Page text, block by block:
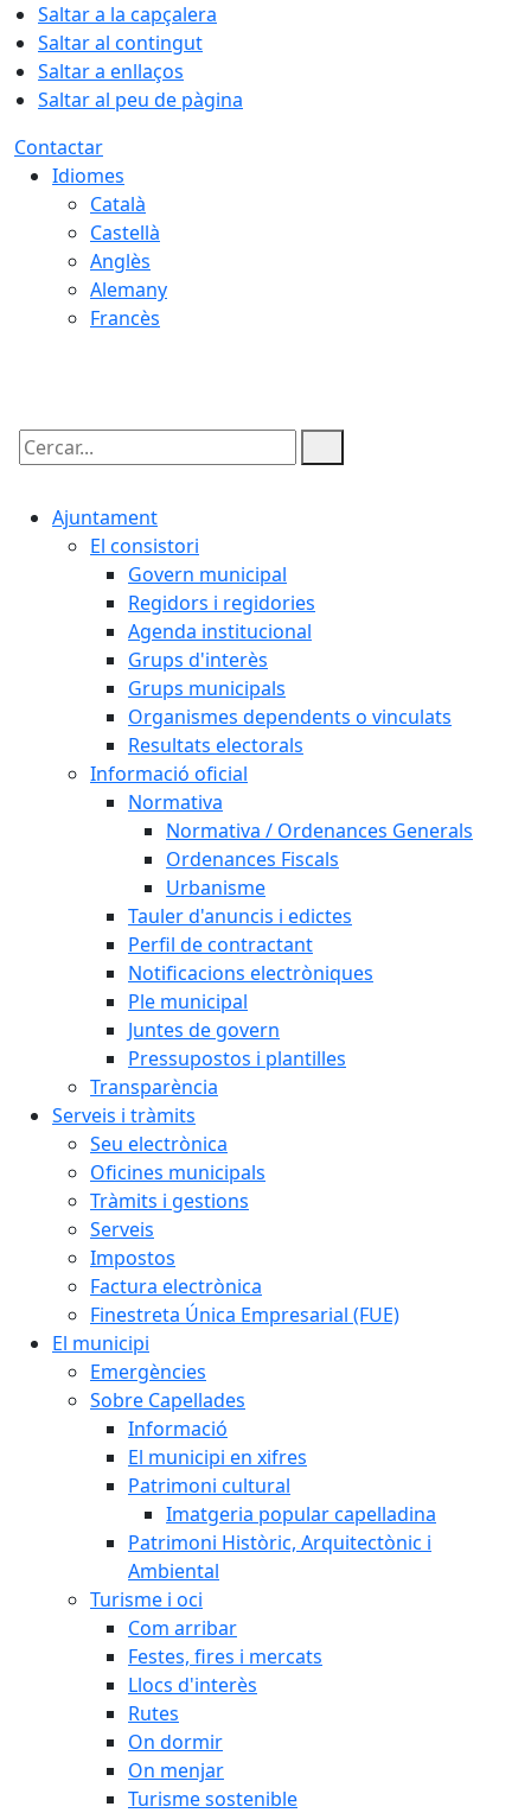
Saltar a la capçalera
Saltar al contingut
Saltar a enllaços
Saltar al peu de pàgina
Contactar
Idiomes
Català
Castellà
Anglès
Alemany
Francès
Cercar:
Ajuntament
El consistori
Govern municipal
Regidors i regidories
Agenda institucional
Grups d'interès
Grups municipals
Organismes dependents o vinculats
Resultats electorals
Informació oficial
Normativa
Normativa / Ordenances Generals
Ordenances Fiscals
Urbanisme
Tauler d'anuncis i edictes
Perfil de contractant
Notificacions electròniques
Ple municipal
Juntes de govern
Pressupostos i plantilles
Transparència
Serveis i tràmits
Seu electrònica
Oficines municipals
Tràmits i gestions
Serveis
Impostos
Factura electrònica
Finestreta Única Empresarial (FUE)
El municipi
Emergències
Sobre Capellades
Informació
El municipi en xifres
Patrimoni cultural
Imatgeria popular capelladina
Patrimoni Històric, Arquitectònic i
Ambiental
Turisme i oci
Com arribar
Festes, fires i mercats
Llocs d'interès
Rutes
On dormir
On menjar
Turisme sostenible